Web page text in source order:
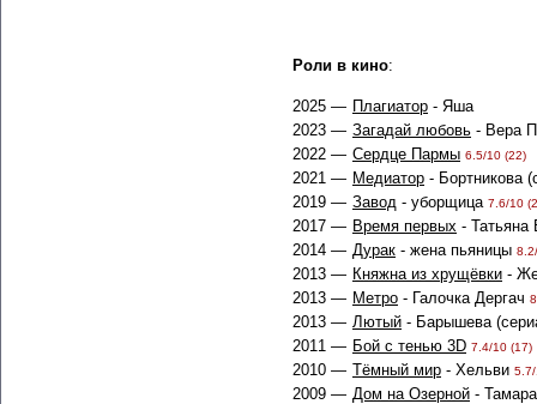
Роли в кино:
2025 — Плагиатор - Яша
2023 — Загадай любовь - Вера
2022 — Сердце Пармы 6.5/10 (22)
2021 — Медиатор - Бортникова
2019 — Завод - уборщица 7.6/10
2017 — Время первых -
2014 — Дурак - жена пьяницы
2013 — Княжна из хрущёвки -
2013 — Метро - Галочка Дергач
2013 — Лютый - Барышева
2011 — Бой с тенью 3D 7.4/10 (17)
2010 — Тёмный мир - Хельви
2009 — Дом на Озерной -